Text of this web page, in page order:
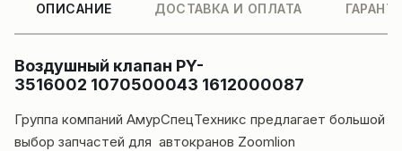
ОПИСАНИЕ ДОСТАВКА И ОПЛАТА
Воздушный клапан PY-
3516002 1070500043 1612000087
Группа компаний АмурСпецТехникс предлагает большой
выбор запчастей для автокранов Zoomlion